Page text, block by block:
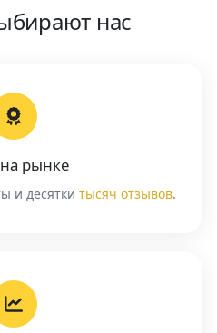
нас
рынке
и десятки тысяч отзывов.